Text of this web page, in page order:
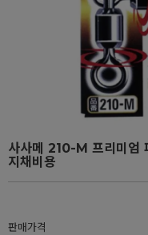
사사메 210-M 프리미엄
지채비용
판매가격